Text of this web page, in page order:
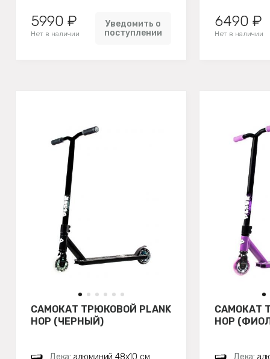
5990 ₽
Нет в наличии
Уведомить о
поступлении
6490 ₽
Нет в наличии
САМОКАТ ТРЮКОВОЙ PLANK
HOP (ЧЕРНЫЙ)
Дека: алюминий 48х10 см
САМОКАТ
HOP
Дека: